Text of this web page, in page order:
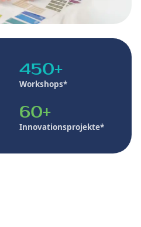
450+
Workshops*
60+
Innovationsprojekte*